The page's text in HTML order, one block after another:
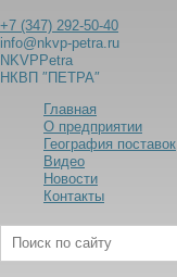
+7 (347) 292-50-40
info@nkvp-petra.ru
NKVPPetra
НКВП ″ПЕТРА″
Главная
О предприятии
География поставок
Видео
Новости
Контакты